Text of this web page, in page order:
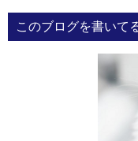
ビ
ゲ
このブログを書いて